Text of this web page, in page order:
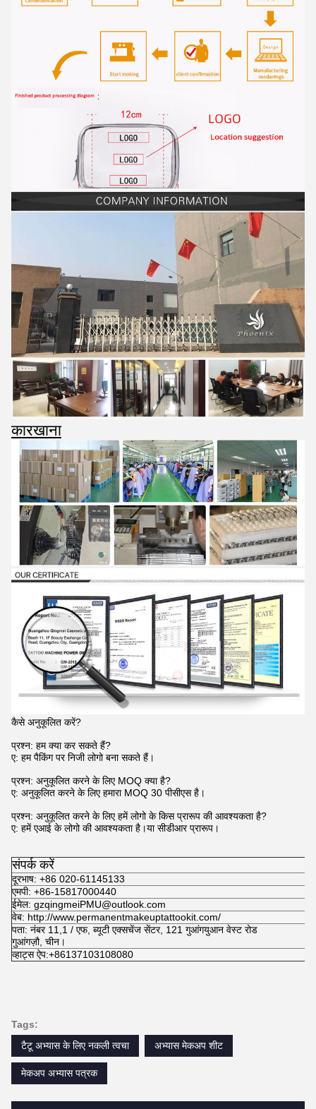
कारखाना
कैसे अनुकूलित करें?
प्रश्न: हम क्या कर सकते हैं?
ए: हम पैकिंग पर निजी लोगो बना सकते हैं।
प्रश्न: अनुकूलित करने के लिए MOQ क्या है?
ए: अनुकूलित करने के लिए हमारा MOQ 30 पीसीएस है।
प्रश्न: अनुकूलित करने के लिए हमें लोगो के किस प्रारूप की आवश्यकता है?
ए: हमें एआई के लोगो की आवश्यकता है।या सीडीआर प्रारूप।
संपर्क करें
दूरभाष: +86 020-61145133
एमपी: +86-15817000440
ईमेल: gzqingmeiPMU@outlook.com
वेब: http://www.permanentmakeuptattookit.com/
पता: नंबर 11,1 / एफ, ब्यूटी एक्सचेंज सेंटर, 121 गुआंगयुआन वेस्ट रोड
गुआंगज़ौ, चीन।
व्हाट्स ऐप:+86137103108080
Tags:
टैटू अभ्यास के लिए नकली त्वचा
अभ्यास मेकअप शीट
मेकअप अभ्यास पत्रक